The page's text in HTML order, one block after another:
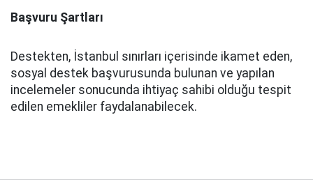
Başvuru Şartları
Destekten, İstanbul sınırları içerisinde ikamet eden,
sosyal destek başvurusunda bulunan ve yapılan
incelemeler sonucunda ihtiyaç sahibi olduğu tespit
edilen emekliler faydalanabilecek.